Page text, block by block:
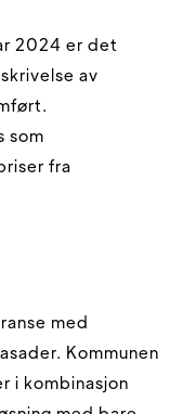
2024 er det
av
som
fra
med
Kommunen
i kombinasjon